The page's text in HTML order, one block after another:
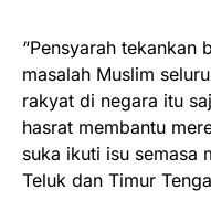
“Pensyarah tekankan
masalah Muslim
rakyat di negara itu
hasrat membantu
suka ikuti isu semasa
Teluk dan Timur